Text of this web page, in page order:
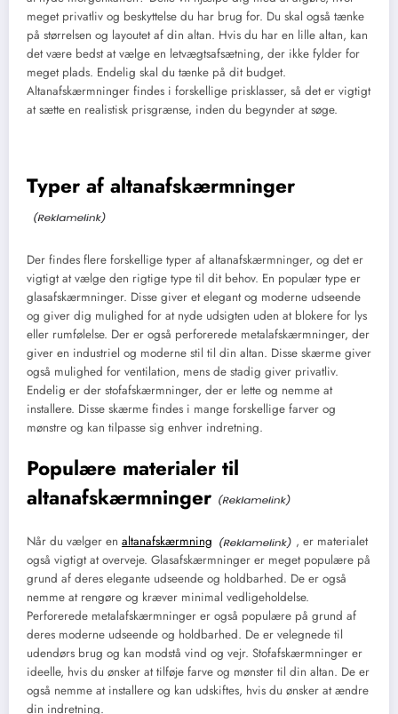
meget privatliv og beskyttelse du har brug for. Du skal også tænke
på størrelsen og layoutet af din altan. Hvis du har en lille altan, kan
det være bedst at vælge en letvægtsafsætning, der ikke fylder for
meget plads. Endelig skal du tænke på dit budget.
Altanafskærmninger findes i forskellige prisklasser, så det er vigtigt
at sætte en realistisk prisgrænse, inden du begynder at søge.
Typer af altanafskærmninger
Der findes flere forskellige typer af altanafskærmninger, og det er
vigtigt at vælge den rigtige type til dit behov. En populær type er
glasafskærmninger. Disse giver et elegant og moderne udseende
og giver dig mulighed for at nyde udsigten uden at blokere for lys
eller rumfølelse. Der er også perforerede metalafskærmninger, der
giver en industriel og moderne stil til din altan. Disse skærme giver
også mulighed for ventilation, mens de stadig giver privatliv.
Endelig er der stofafskærmninger, der er lette og nemme at
installere. Disse skærme findes i mange forskellige farver og
mønstre og kan tilpasse sig enhver indretning.
Populære materialer til
altanafskærmninger
Når du vælger en altanafskærmning
, er materialet
også vigtigt at overveje. Glasafskærmninger er meget populære på
grund af deres elegante udseende og holdbarhed. De er også
nemme at rengøre og kræver minimal vedligeholdelse.
Perforerede metalafskærmninger er også populære på grund af
deres moderne udseende og holdbarhed. De er velegnede til
udendørs brug og kan modstå vind og vejr. Stofafskærmninger er
ideelle, hvis du ønsker at tilføje farve og mønster til din altan. De er
også nemme at installere og kan udskiftes, hvis du ønsker at ændre
din indretning.